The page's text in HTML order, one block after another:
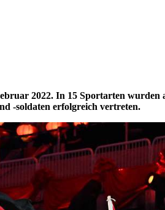
2022. In 15 Sportarten wurden
-soldaten erfolgreich vertreten.